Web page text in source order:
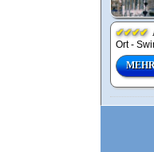
✔✔✔✔
Ort -